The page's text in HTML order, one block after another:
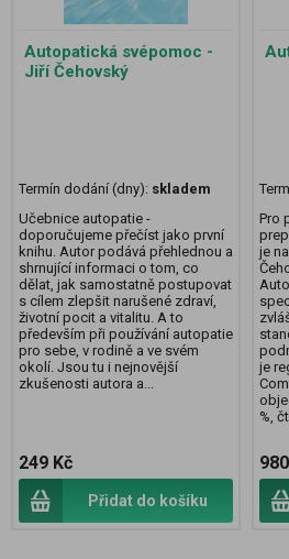
Autopatická svépomoc -
Jiří Čehovský
Termín dodání (dny): skladem
Učebnice autopatie -
doporučujeme přečíst jako první
knihu. Autor podává přehlednou a
shrnující informaci o tom, co
dělat, jak samostatně postupovat
s cílem zlepšit narušené zdraví,
životní pocit a vitalitu. A to
především při používání autopatie
pro sebe, v rodině a ve svém
okolí. Jsou tu i nejnovější
zkušenosti autora a...
249 Kč
Přidat do košíku
Pro
je
je
%,